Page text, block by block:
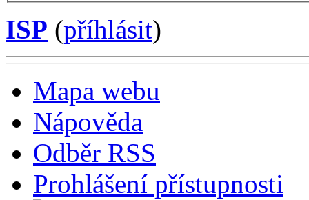
ISP (příhlásit)
Mapa webu
Nápověda
Odběr RSS
Prohlášení přístupnosti